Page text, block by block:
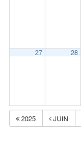
27 28
2025 JUIN